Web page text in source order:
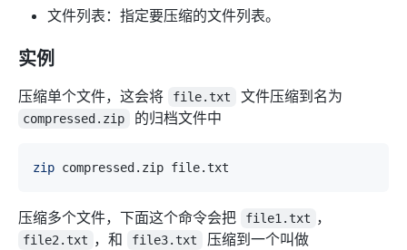
文件列表：指定要压缩的文件列表。
实例
压缩单个文件，这会将 file.txt 文件压缩到名为
compressed.zip 的归档文件中
zip
压缩多个文件，下面这个命令会把 file1.txt ，
file2.txt ，和 file3.txt 压缩到一个叫做